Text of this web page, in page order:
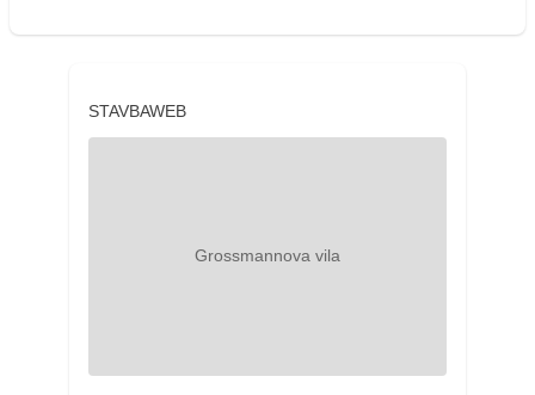
STAVBAWEB